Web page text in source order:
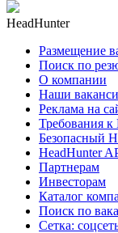
HeadHunter
Размещение
Поиск по
О компании
Наши
Реклама на
Требования
Безопасный
HeadHunter
Партнерам
Инвесторам
Каталог
Поиск по
Сетка: